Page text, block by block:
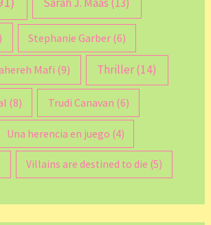
Stephanie Garber (6)
Mafi (9) Thriller(14)
(8) Trudi Canavan (6)
Una herencia en juego (4)
Villains are destined to die (5)